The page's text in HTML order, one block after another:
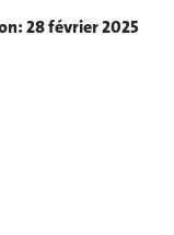
28 février 2025